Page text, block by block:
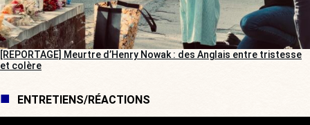
[REPORTAGE] Meurtre d’Henry Nowak : des Anglais entre tristesse
et colère
ENTRETIENS/RÉACTIONS